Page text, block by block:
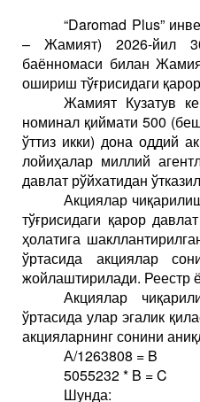
“Daromad Plus”
– Жамият) 2026-йил
баённомаси билан
ошириш тўғрисидаги
Жамият Кузатув
номинал қиймати 500
ўттиз икки) дона оддий
лойиҳалар миллий
давлат рўйхатидан
Акциялар
тўғрисидаги қарор
ҳолатига
ўртасида акциялар
жойлаштирилади. Реестр
Акциялар
ўртасида улар эгалик
акцияларнинг сонини
А/1263808 = B
5055232 * B =C
Шунда: